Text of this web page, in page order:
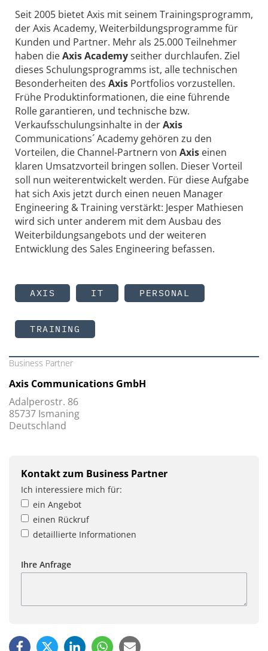
Seit 2005 bietet Axis mit seinem Trainingsprogramm,
der Axis Academy, Weiterbildungsprogramme für
Kunden und Partner. Mehr als 25.000 Teilnehmer
haben dieAxis Academyseither durchlaufen. Ziel
dieses Schulungsprogramms ist, alle technischen
Besonderheiten des Axis Portfolios vorzustellen.
Frühe Produktinformationen, die eine führende
Rolle garantieren, und technische bzw.
Verkaufsschulungsinhalte in derAxis
Communications´ Academy gehören zu den
Vorteilen, die Channel-Partnern von Axis einen
klaren Umsatzvorteil bringen sollen. Dieser Vorteil
soll nun weiterentwickelt werden. Für diese Aufgabe
hat sich Axis jetzt durch einen neuen Manager
Engineering & Training verstärkt: Jesper Mathiesen
wird sich unter anderem mit dem Ausbau des
Weiterbildungsangebots und der weiteren
Entwicklung des Sales Engineering befassen.
AXIS IT PERSONAL
TRAINING
Business Partner
Axis Communications GmbH
Adalperostr. 86
85737 Ismaning
Deutschland
Kontakt zum Business Partner
Ich interessiere mich für:
ein Angebot
einen Rückruf
detaillierte Informationen
Ihre Anfrage